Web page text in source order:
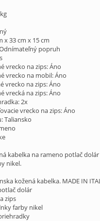
x 33 cm x 15 cm
popruh
vrecko na zips: Áno
vrecko na mobil: Áno
vrecko na zips: Áno
vrecká na zips: Áno
2x
vrecko na zips: Áno
Taliansko
kabelka na rameno potlač
nikel.
kožená kabelka. MADE IN
dolár
zips
farby nikel